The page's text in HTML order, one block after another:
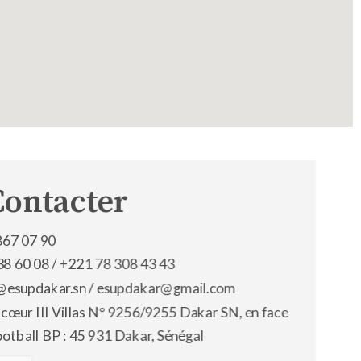
07 90
60 08 /+221 78 308 43 43
/ esupdakar@gmail.com
cœur III Villas N° 9256/9255 Dakar SN, en face
BP : 45 931 Dakar, Sénégal